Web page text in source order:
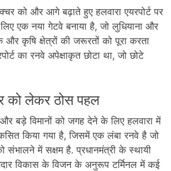
को और आगे बढ़ाते हुए हलवारा एयरपोर्ट पर
एक नया गेटवे बनाया है, जो लुधियाना और
कृषि क्षेत्रों की जरूरतों को पूरा करता
का रनवे अपेक्षाकृत छोटा था, जो छोटे
को लेकर ठोस पहल
बड़े विमानों को जगह देने के लिए हलवारा में
किया गया है, जिसमें एक लंबा रनवे है जो
संभालने में सक्षम है. प्रधानमंत्री के स्थायी
विकास के विजन के अनुरूप टर्मिनल में कई